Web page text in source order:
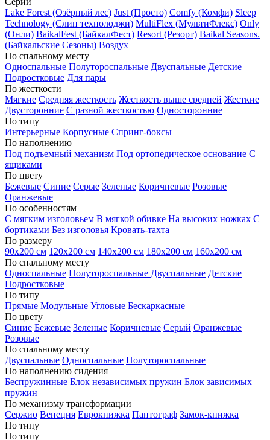
Lake Forest (Озёрный лес) Just (Просто) Comfy (Комфи) Sleep
Technology (Слип технолоджи) MultiFlex (МультиФлекс) Only
(Онли) BaikalFest (БайкалФест) Resort (Резорт) Baikal Seasons.
(Байкальские Сезоны) Воздух
По спальному месту
Односпальные Полутороспальные Двуспальные Детские
Подростковые Для пары
По жесткости
Мягкие Средняя жесткость Жесткость выше средней Жесткие
Двусторонние С разной жесткостью Односторонние
По типу
Интерьерные Корпусные Спринг-боксы
По наполнению
Под подъемный механизм Под ортопедическое основание С
ящиками
По цвету
Бежевые Синие Серые Зеленые Коричневые Розовые
Оранжевые
По особенностям
С мягким изголовьем В мягкой обивке На высоких ножках С
бортиками Без изголовья Кровать-тахта
По размеру
90х200 см 120х200 см 140х200 см 180х200 см 160х200 см
По спальному месту
Односпальные Полутороспальные Двуспальные Детские
Подростковые
По типу
Прямые Модульные Угловые Бескаркасные
По цвету
Синие Бежевые Зеленые Коричневые Серый Оранжевые
Розовые
По спальному месту
Двуспальные Односпальные Полутороспальные
По наполнению сидения
Беспружинные Блок независимых пружин Блок зависимых
пружин
По механизму трансформации
Сержио Венеция Еврокнижка Пантограф Замок-книжка
По типу
По типу